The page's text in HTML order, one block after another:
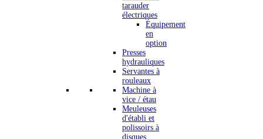
tarauder
électriques
Équipement
en
option
Presses
hydrauliques
Servantes à
rouleaux
Machine à
vice / étau
Meuleuses
d'établi et
polissoirs à
disques